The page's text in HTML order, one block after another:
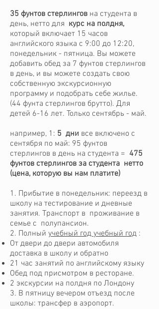
35 фунтов стерлингов на студента в
день, нетто для курс на полдня,
который включает 15 часов
английского языка с 9:00 до 12:20,
понедельник - пятница. Вы можете
добавить обед за 7 фунтов стерлингов
в день, и вы можете создать свою
собственную экскурсионную
программу и подобрать себе жилье.
(44 фунта стерлингов брутто). Для
детей 6-16 лет. Только сентябрь - май.
например, 1: 5 дни все включено с
сентября по май: 95 фунтов
стерлингов в день на студента = 475
фунтов стерлингов за студента нетто
(цена, которую вы нам платите)
1. Прибытие в понедельник: переезд в
школу на тестирование и дневные
занятия. Транспорт в проживание в
семье с полупансион.
2. Полный учебный год учебный год :
От двери до двери автомобиля
доставка в школу и обратно
21 час занятий по английскому языку
Обед под присмотром в ресторане.
2 экскурсии на полдня по Лондону
3. В пятницу вечером отъезд после
школы: трансфер в аэропорт.